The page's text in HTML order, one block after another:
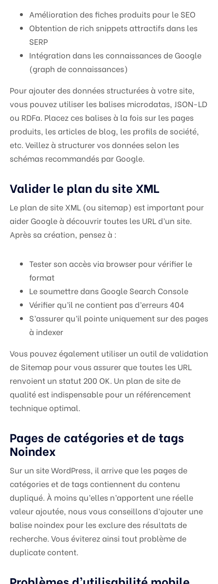
Amélioration des fiches produits pour le SEO
Obtention de rich snippets attractifs dans les
SERP
Intégration dans les connaissances de Google
(graph de connaissances)
Pour ajouter des données structurées à votre site,
vous pouvez utiliser les balises microdatas, JSON-LD
ou RDFa. Placez ces balises à la fois sur les pages
produits, les articles de blog, les profils de société,
etc. Veillez à structurer vos données selon les
schémas recommandés par Google.
Valider le plan du site XML
Le plan de site XML (ou sitemap) est important pour
aider Google à découvrir toutes les URL d’un site.
Après sa création, pensez à :
Tester son accès via browser pour vérifier le
format
Le soumettre dans Google Search Console
Vérifier qu’il ne contient pas d’erreurs 404
S’assurer qu’il pointe uniquement sur des pages
à indexer
Vous pouvez également utiliser un outil de validation
de Sitemap pour vous assurer que toutes les URL
renvoient un statut 200 OK. Un plan de site de
qualité est indispensable pour un référencement
technique optimal.
Pages de catégories et de tags
Noindex
Sur un site WordPress, il arrive que les pages de
catégories et de tags contiennent du contenu
dupliqué. À moins qu’elles n’apportent une réelle
valeur ajoutée, nous vous conseillons d’ajouter une
balise noindex pour les exclure des résultats de
recherche. Vous éviterez ainsi tout problème de
duplicate content.